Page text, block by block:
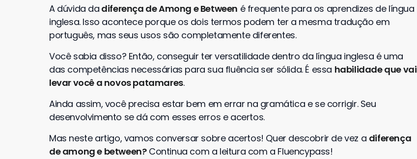
A dúvida da diferença de Among e Between é frequente para os aprendizes de língua
inglesa. Isso acontece porque os dois termos podem ter a mesma tradução em
português, mas seus usos são completamente diferentes.
Você sabia disso? Então, conseguir ter versatilidade dentro da língua inglesa é uma
das competências necessárias para sua fluência ser sólida. É essa habilidade que vai
levar você a novos patamares.
Ainda assim, você precisa estar bem em errar na gramática e se corrigir. Seu
desenvolvimento se dá com esses erros e acertos.
Mas neste artigo, vamos conversar sobre acertos! Quer descobrir de vez a diferença
de among e between?Continua com a leitura com a Fluencypass!